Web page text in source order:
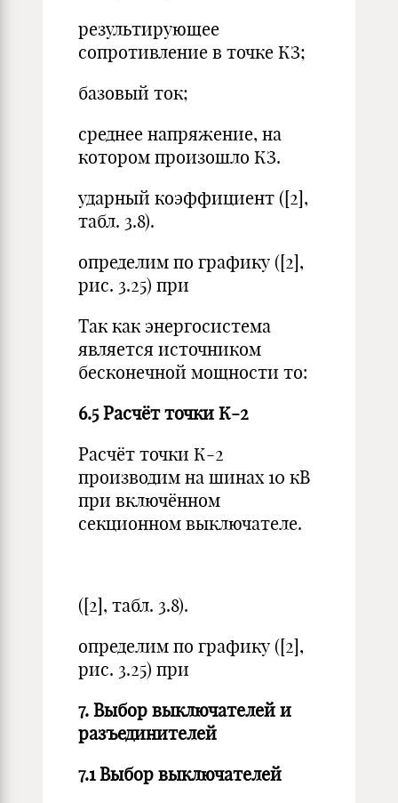
результирующее
сопротивление в точке КЗ;
базовый ток;
среднее напряжение, на
котором произошло КЗ.
ударный коэффициент ([2],
табл. 3.8).
определим по графику ([2],
рис. 3.25) при
Так как энергосистема
является источником
бесконечной мощности то:
6.5 Расчёт точки К-2
Расчёт точки К-2
производим на шинах 10 кВ
при включённом
секционном выключателе.
([2], табл. 3.8).
определим по графику ([2],
рис. 3.25) при
7. Выбор выключателей и
разъединителей
7.1 Выбор выключателей